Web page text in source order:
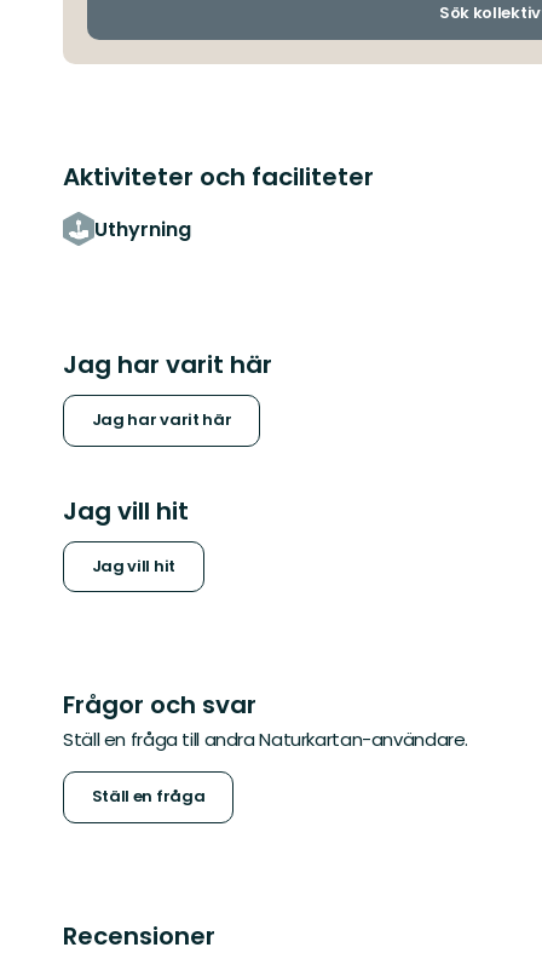
Sök
Aktiviteter och faciliteter
Uthyrning
Jag har varit här
Jag har varit här
Jag vill hit
Jag vill hit
Frågor och svar
Ställ en fråga till andra Naturkartan-användare.
Ställ en fråga
Recensioner